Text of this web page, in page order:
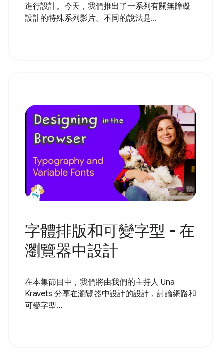
進行設計。今天，我們推出了一系列有關無障礙
設計的特殊系列影片。不同的說法是...
字體排版和可變字型 - 在
瀏覽器中設計
在本集節目中，我們將由我們的主持人 Una
Kravets 分享在瀏覽器中設計的設計，討論網路和
可變字型...